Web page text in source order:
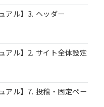
アル】3. ヘッダー
アル】2. サイト全体設定
アル】7. 投稿・固定ペー